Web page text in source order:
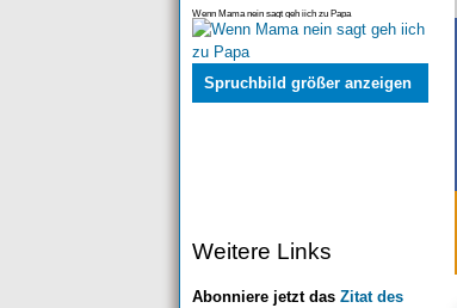
Wenn Mama nein sagt geh iich zu Papa
Spruchbild größer anzeigen
Weitere Links
Abonniere jetzt das Zitat des